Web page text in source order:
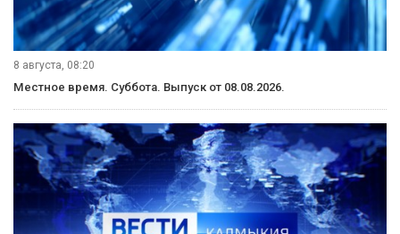
8 августа, 08:20
Местное время. Суббота. Выпуск от 08.08.2026.